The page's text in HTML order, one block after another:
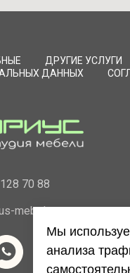
ДРУГИЕ УСЛУГИ
ДАННЫХ
70 88
mebel.ru
Мы
анализа